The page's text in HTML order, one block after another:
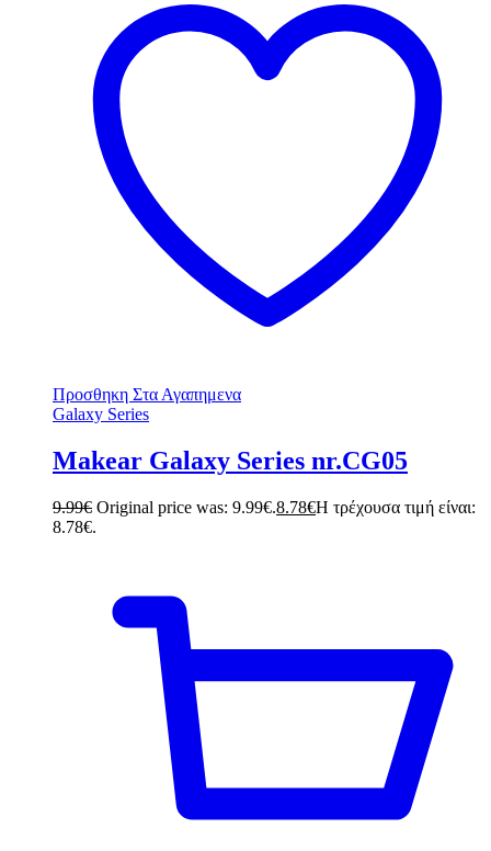
Προσθηκη Στα Αγαπημενα
Galaxy Series
Makear Galaxy Series nr.CG05
9.99€ Original price was: 9.99€.8.78€Η τρέχουσα τιμή είναι:
8.78€.